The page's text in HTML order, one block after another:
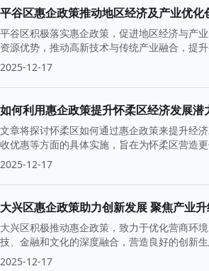
平谷区惠企政策推动地区经济及产业优化
平谷区积极落实惠企政策，促进地区经济与产
资源优势，推动高新技术与传统产业融合，提
2025-12-17
如何利用惠企政策提升怀柔区经济发展潜
文章将探讨怀柔区如何通过惠企政策来提升经
收优惠等方面的具体实施，旨在为怀柔区营造
2025-12-17
大兴区惠企政策助力创新发展 聚焦产业
大兴区积极推动惠企政策，致力于优化营商环
技、金融和文化的深度融合，营造良好的创新
2025-12-17